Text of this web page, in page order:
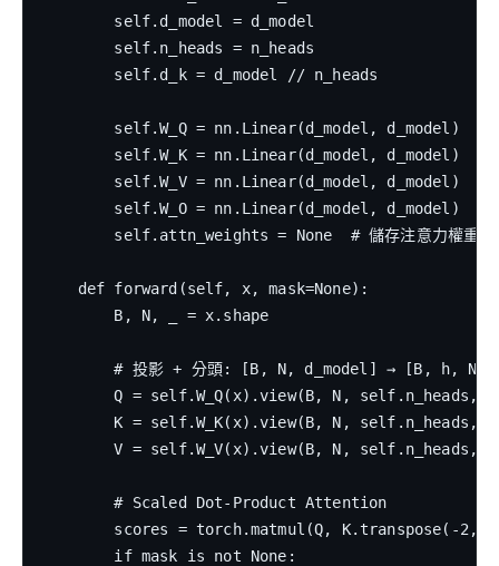
        self.d_model = d_model
        self.n_heads = n_heads
        self.d_k = d_model // n_heads
        self.W_Q = nn.Linear(d_model, d_model)
        self.W_K = nn.Linear(d_model, d_model)
        self.W_V = nn.Linear(d_model, d_model)
        self.W_O = nn.Linear(d_model, d_model)
self.attn_weights = None  # 儲存注意力權重供
    def forward(self, x, mask=None):
        B, N, _ = x.shape
# 投影 + 分頭: [B, N, d_model] → [B, h, N,
Q = self.W_Q(x).view(B, N, self.n_heads,
K = self.W_K(x).view(B, N, self.n_heads,
V = self.W_V(x).view(B, N, self.n_heads,
        # Scaled Dot-Product Attention
scores = torch.matmul(Q, K.transpose(-2,
        if mask is not None: